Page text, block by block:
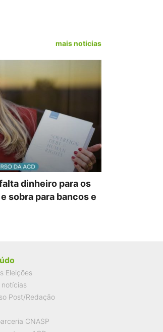
mais noticias
dinheiro para os
sobra para bancos e
Eleições
Post/Redação
CNASP